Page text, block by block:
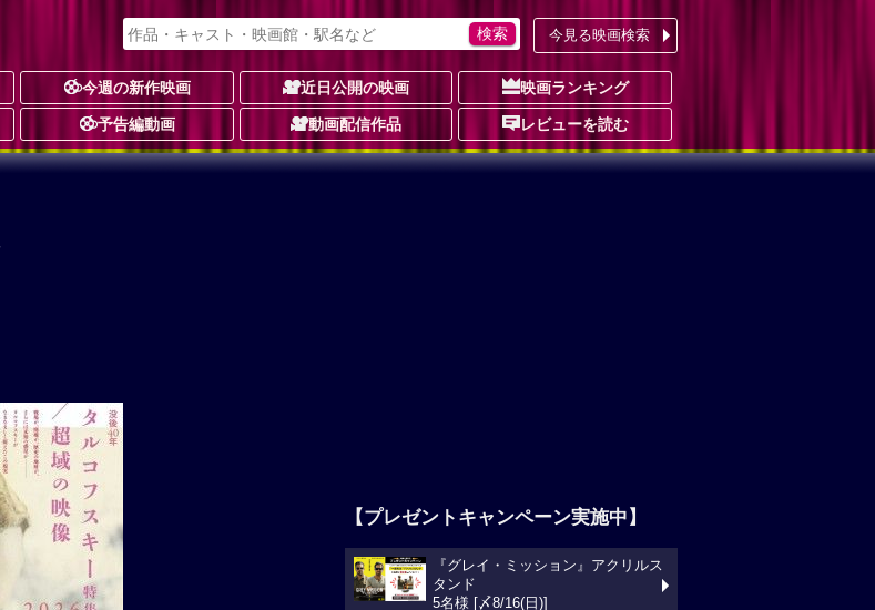
今見る映画検索
今週の新作映画 近日公開の映画 映画ランキング
予告編動画 動画配信作品 レビューを読む
【プレゼントキャンペーン実施中】
『グレイ・ミッション』アクリルス
タンド
5名様 [〆8/16(日)]